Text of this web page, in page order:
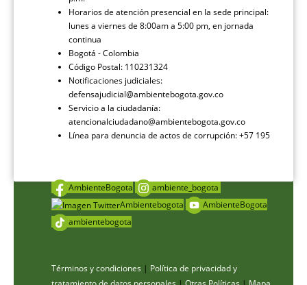
Horarios de atención presencial en la sede principal:
lunes a viernes de 8:00am a 5:00 pm, en jornada
continua
Bogotá - Colombia
Código Postal: 110231324
Notificaciones judiciales:
defensajudicial@ambientebogota.gov.co
Servicio a la ciudadanía:
atencionalciudadano@ambientebogota.gov.co
Línea para denuncia de actos de corrupción: +57 195
AmbienteBogota
ambiente_bogota
Ambientebogota
AmbienteBogota
ambientebogota
Términos y condiciones | Política de privacidad y